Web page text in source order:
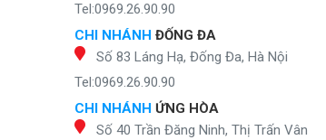
Tel:0969.26.90.90
CHI NHÁNH ĐỐNG ĐA
Số 83 Láng Hạ, Đống Đa, Hà Nội
Tel:0969.26.90.90
CHI NHÁNH ỨNG HÒA
Số 40 Trần Đăng Ninh, Thị Trấn Vân